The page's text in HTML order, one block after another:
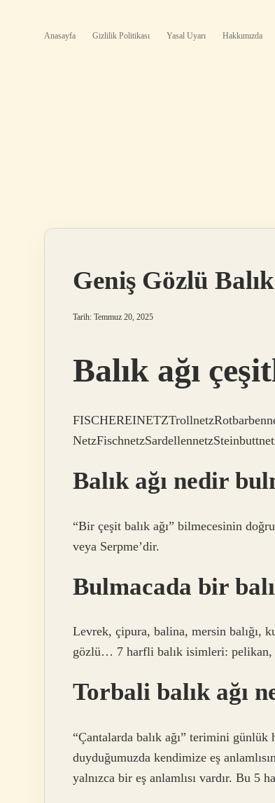
Anasayfa Gizlilik Politikası Yasal Uyarı Hakkımızda
Geniş Gözlü
Tarih: Temmuz 20, 2025
Balık ağı
Balık ağı nedir
“Bir çeşit balık ağı” bilmecesinin
veya Serpme’dir.
Bulmacada bir
Levrek, çipura, balina, mersin balığı,
gözlü… 7 harfli balık isimleri: pelikan,
Torbali balık ağı
“Çantalarda balık ağı” terimini günlük
duyduğumuzda kendimize eş
yalnızca bir eş anlamlısı vardır. Bu 5